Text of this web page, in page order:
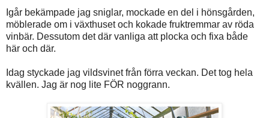
Igår bekämpade jag sniglar, mockade en del i hönsgården,
möblerade om i växthuset och kokade fruktremmar av röda
vinbär. Dessutom det där vanliga att plocka och fixa både
här och där.
Idag styckade jag vildsvinet från förra veckan. Det tog hela
kvällen. Jag är nog lite FÖR noggrann.